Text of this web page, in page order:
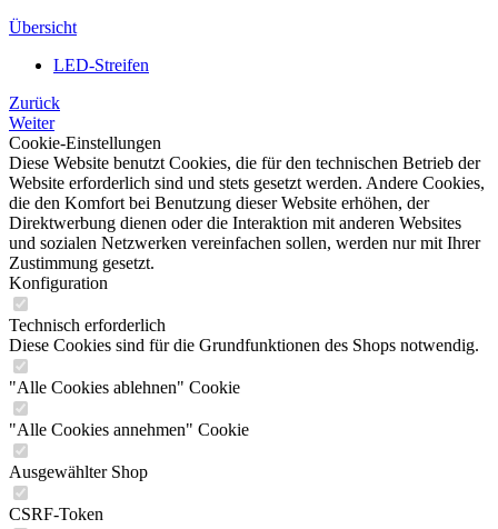
Übersicht
LED-Streifen
Zurück
Weiter
Cookie-Einstellungen
Diese Website benutzt Cookies, die für den technischen Betrieb der
Website erforderlich sind und stets gesetzt werden. Andere Cookies,
die den Komfort bei Benutzung dieser Website erhöhen, der
Direktwerbung dienen oder die Interaktion mit anderen Websites
und sozialen Netzwerken vereinfachen sollen, werden nur mit Ihrer
Zustimmung gesetzt.
Konfiguration
Technisch erforderlich
Diese Cookies sind für die Grundfunktionen des Shops notwendig.
"Alle Cookies ablehnen" Cookie
"Alle Cookies annehmen" Cookie
Ausgewählter Shop
CSRF-Token